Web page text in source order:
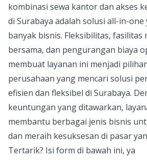
kombinasi sewa kantor dan akses
di Surabaya adalah solusi all-in-
banyak bisnis. Fleksibilitas, fasilitas
bersama, dan pengurangan biaya
membuat layanan ini menjadi
perusahaan yang mencari solusi
efisien dan fleksibel di Surabaya.
keuntungan yang ditawarkan,
membantu berbagai jenis bisnis
dan meraih kesuksesan di pasar
Tertarik? Isi form di bawah ini, ya